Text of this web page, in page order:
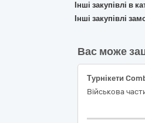
Інші закупівлі в
Інші закупівлі
Вас може
Військова